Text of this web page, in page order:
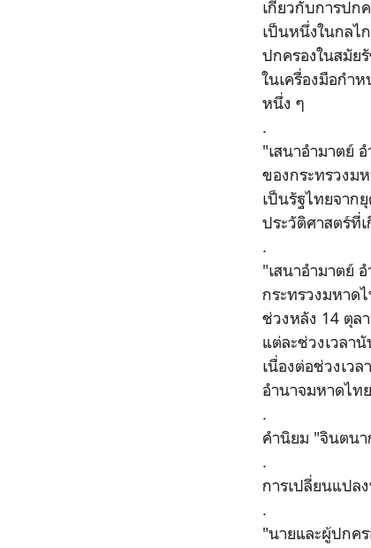
เกี่ยวกับการปก
เป็นหนึ่งในกลไ
ปกครองในสมัย
ในเครื่องมือกำ
หนึ่ง ๆ
.
"เสนาอำมาตย์
ของกระทรวงม
เป็นรัฐไทยจาก
ประวัติศาสตร์ที่
.
"เสนาอำมาตย์
กระทรวงมหาด
ช่วงหลัง 14 ตุล
แต่ละช่วงเวลา
เนื่องต่อช่วงเว
อำนาจมหาดไท
.
คำนิยม "จินตนา
.
การเปลี่ยนแปล
.
"นายและผู้ปกค